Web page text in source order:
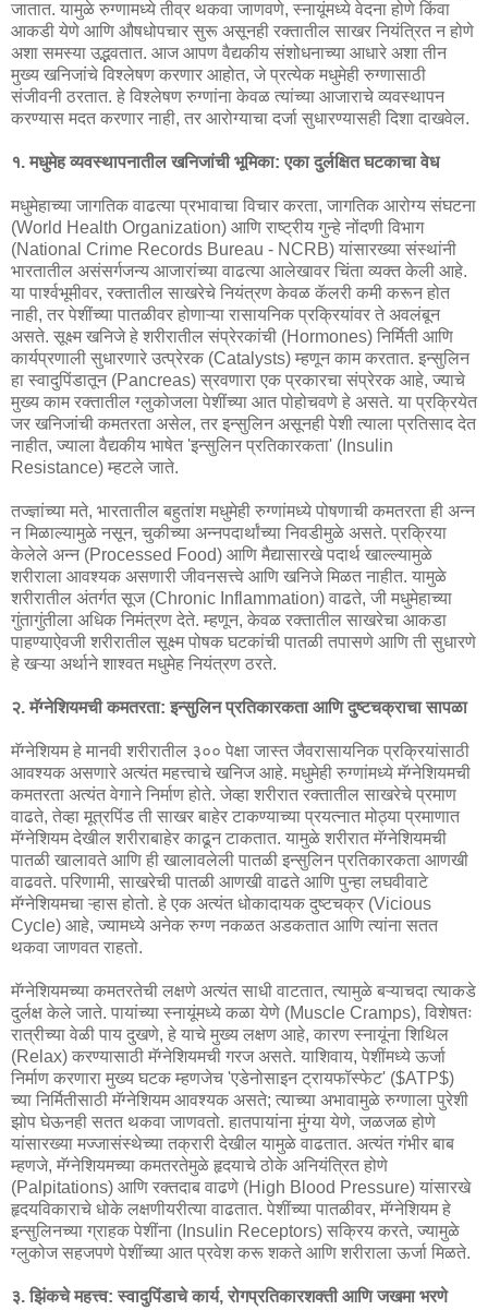
जातात. यामुळे रुग्णामध्ये तीव्र थकवा जाणवणे, स्नायूंमध्ये वेदना होणे किंवा
आकडी येणे आणि औषधोपचार सुरू असूनही रक्तातील साखर नियंत्रित न होणे
अशा समस्या उद्भवतात. आज आपण वैद्यकीय संशोधनाच्या आधारे अशा तीन
मुख्य खनिजांचे विश्लेषण करणार आहोत, जे प्रत्येक मधुमेही रुग्णासाठी
संजीवनी ठरतात. हे विश्लेषण रुग्णांना केवळ त्यांच्या आजाराचे व्यवस्थापन
करण्यास मदत करणार नाही, तर आरोग्याचा दर्जा सुधारण्यासही दिशा दाखवेल.
१. मधुमेह व्यवस्थापनातील खनिजांची भूमिका: एका दुर्लक्षित घटकाचा वेध
मधुमेहाच्या जागतिक वाढत्या प्रभावाचा विचार करता, जागतिक आरोग्य संघटना
(World Health Organization) आणि राष्ट्रीय गुन्हे नोंदणी विभाग
(National Crime Records Bureau - NCRB) यांसारख्या संस्थांनी
भारतातील असंसर्गजन्य आजारांच्या वाढत्या आलेखावर चिंता व्यक्त केली आहे.
या पार्श्वभूमीवर, रक्तातील साखरेचे नियंत्रण केवळ कॅलरी कमी करून होत
नाही, तर पेशींच्या पातळीवर होणाऱ्या रासायनिक प्रक्रियांवर ते अवलंबून
असते. सूक्ष्म खनिजे हे शरीरातील संप्रेरकांची (Hormones) निर्मिती आणि
कार्यप्रणाली सुधारणारे उत्प्रेरक (Catalysts) म्हणून काम करतात. इन्सुलिन
हा स्वादुपिंडातून (Pancreas) स्रवणारा एक प्रकारचा संप्रेरक आहे, ज्याचे
मुख्य काम रक्तातील ग्लुकोजला पेशींच्या आत पोहोचवणे हे असते. या प्रक्रियेत
जर खनिजांची कमतरता असेल, तर इन्सुलिन असूनही पेशी त्याला प्रतिसाद देत
नाहीत, ज्याला वैद्यकीय भाषेत 'इन्सुलिन प्रतिकारकता' (Insulin
Resistance) म्हटले जाते.
तज्ज्ञांच्या मते, भारतातील बहुतांश मधुमेही रुग्णांमध्ये पोषणाची कमतरता ही अन्न
न मिळाल्यामुळे नसून, चुकीच्या अन्नपदार्थांच्या निवडीमुळे असते. प्रक्रिया
केलेले अन्न (Processed Food) आणि मैद्यासारखे पदार्थ खाल्ल्यामुळे
शरीराला आवश्यक असणारी जीवनसत्त्वे आणि खनिजे मिळत नाहीत. यामुळे
शरीरातील अंतर्गत सूज (Chronic Inflammation) वाढते, जी मधुमेहाच्या
गुंतागुंतीला अधिक निमंत्रण देते. म्हणून, केवळ रक्तातील साखरेचा आकडा
पाहण्याऐवजी शरीरातील सूक्ष्म पोषक घटकांची पातळी तपासणे आणि ती सुधारणे
हे खऱ्या अर्थाने शाश्वत मधुमेह नियंत्रण ठरते.
२. मॅग्नेशियमची कमतरता: इन्सुलिन प्रतिकारकता आणि दुष्टचक्राचा सापळा
मॅग्नेशियम हे मानवी शरीरातील ३०० पेक्षा जास्त जैवरासायनिक प्रक्रियांसाठी
आवश्यक असणारे अत्यंत महत्त्वाचे खनिज आहे. मधुमेही रुग्णांमध्ये मॅग्नेशियमची
कमतरता अत्यंत वेगाने निर्माण होते. जेव्हा शरीरात रक्तातील साखरेचे प्रमाण
वाढते, तेव्हा मूत्रपिंड ती साखर बाहेर टाकण्याच्या प्रयत्नात मोठ्या प्रमाणात
मॅग्नेशियम देखील शरीराबाहेर काढून टाकतात. यामुळे शरीरात मॅग्नेशियमची
पातळी खालावते आणि ही खालावलेली पातळी इन्सुलिन प्रतिकारकता आणखी
वाढवते. परिणामी, साखरेची पातळी आणखी वाढते आणि पुन्हा लघवीवाटे
मॅग्नेशियमचा ऱ्हास होतो. हे एक अत्यंत धोकादायक दुष्टचक्र (Vicious
Cycle) आहे, ज्यामध्ये अनेक रुग्ण नकळत अडकतात आणि त्यांना सतत
थकवा जाणवत राहतो.
मॅग्नेशियमच्या कमतरतेची लक्षणे अत्यंत साधी वाटतात, त्यामुळे बऱ्याचदा त्याकडे
दुर्लक्ष केले जाते. पायांच्या स्नायूंमध्ये कळा येणे (Muscle Cramps), विशेषतः
रात्रीच्या वेळी पाय दुखणे, हे याचे मुख्य लक्षण आहे, कारण स्नायूंना शिथिल
(Relax) करण्यासाठी मॅग्नेशियमची गरज असते. याशिवाय, पेशींमध्ये ऊर्जा
निर्माण करणारा मुख्य घटक म्हणजेच 'एडेनोसाइन ट्रायफॉस्फेट' ($ATP$)
च्या निर्मितीसाठी मॅग्नेशियम आवश्यक असते; त्याच्या अभावामुळे रुग्णाला पुरेशी
झोप घेऊनही सतत थकवा जाणवतो. हातपायांना मुंग्या येणे, जळजळ होणे
यांसारख्या मज्जासंस्थेच्या तक्रारी देखील यामुळे वाढतात. अत्यंत गंभीर बाब
म्हणजे, मॅग्नेशियमच्या कमतरतेमुळे हृदयाचे ठोके अनियंत्रित होणे
(Palpitations) आणि रक्तदाब वाढणे (High Blood Pressure) यांसारखे
हृदयविकाराचे धोके लक्षणीयरीत्या वाढतात. पेशींच्या पातळीवर, मॅग्नेशियम हे
इन्सुलिनच्या ग्राहक पेशींना (Insulin Receptors) सक्रिय करते, ज्यामुळे
ग्लुकोज सहजपणे पेशींच्या आत प्रवेश करू शकते आणि शरीराला ऊर्जा मिळते.
३. झिंकचे महत्त्व: स्वादुपिंडाचे कार्य, रोगप्रतिकारशक्ती आणि जखमा भरणे